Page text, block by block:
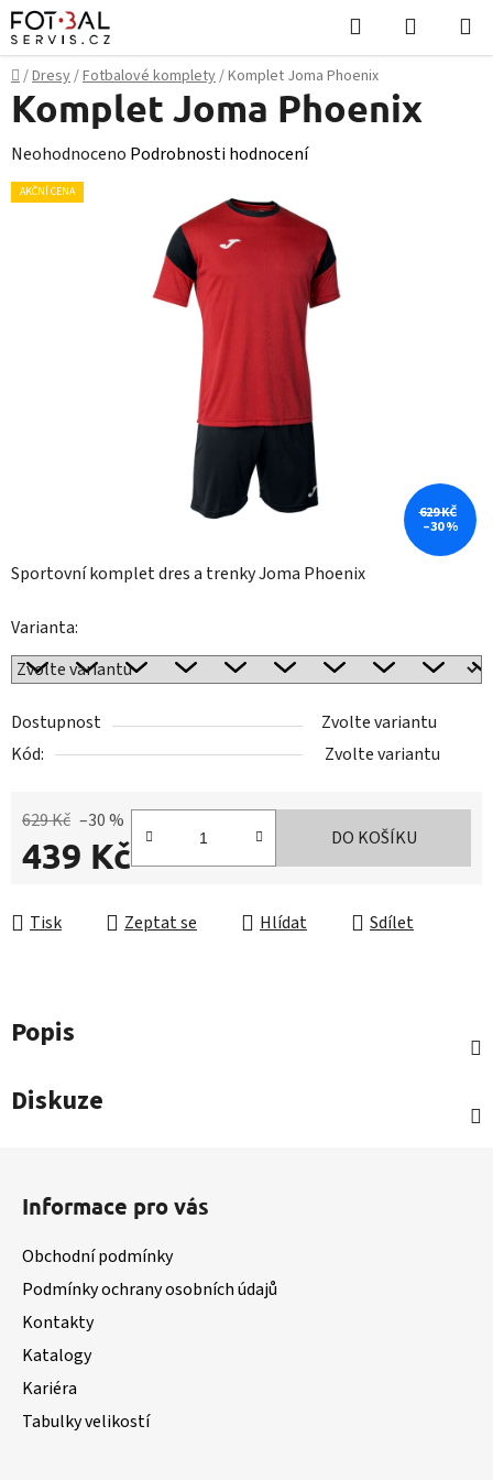
Přejít
na
obsah
Hledat
KOŠÍK
Domů
/Dresy/Fotbalové komplety/Komplet Joma Phoenix
Sportovní komplet dres a trenky Joma Phoenix
Varianta:
Dostupnost
Zvolte variantu
Kód:
Zvolte variantu
629 Kč –30 %
439 Kč DO KOŠÍKU
Tisk Zeptat se Hlídat Sdílet
Komplet Joma Phoenix
Průměrné
hodnocení
Neohodnoceno Podrobnosti hodnocení
AKČNÍ CENA
629 KČ
–30 %
Popis
Diskuze
Informace pro vás
Obchodní podmínky
Podmínky ochrany osobních údajů
Kontakty
Katalogy
Kariéra
Tabulky velikostí